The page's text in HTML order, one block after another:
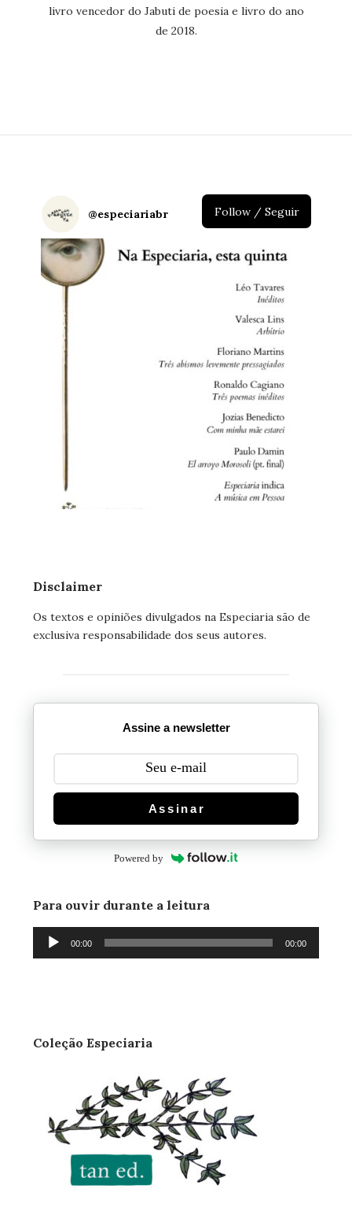
livro vencedor do Jabuti de poesia e livro do ano
de 2018.
@especiariabr Follow / Seguir
Disclaimer
Os textos e opiniões divulgados na Especiaria são de
exclusiva responsabilidade dos seus autores.
Assine a newsletter
Assinar
Powered by
Para ouvir durante a leitura
Tocador
00:00 00:00
Coleção Especiaria